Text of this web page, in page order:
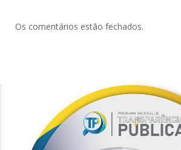
Os comentários estão fechados.